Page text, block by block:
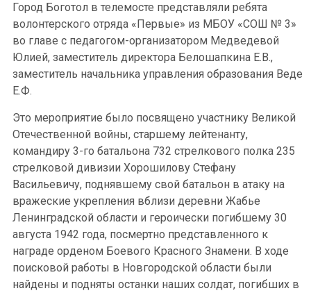
Город Боготол в телемосте представляли ребята
волонтерского отряда «Первые» из МБОУ «СОШ № 3»
во главе с педагогом-организатором Медведевой
Юлией, заместитель директора Белошапкина Е.В.,
заместитель начальника управления образования Веде
Е.Ф.
Это мероприятие было посвящено участнику Великой
Отечественной войны, старшему лейтенанту,
командиру 3-го батальона 732 стрелкового полка 235
стрелковой дивизии Хорошилову Стефану
Васильевичу, поднявшему свой батальон в атаку на
вражеские укрепления вблизи деревни Жабье
Ленинградской области и героически погибшему 30
августа 1942 года, посмертно представленного к
награде орденом Боевого Красного Знамени. В ходе
поисковой работы в Новгородской области были
найдены и подняты останки наших солдат, погибших в